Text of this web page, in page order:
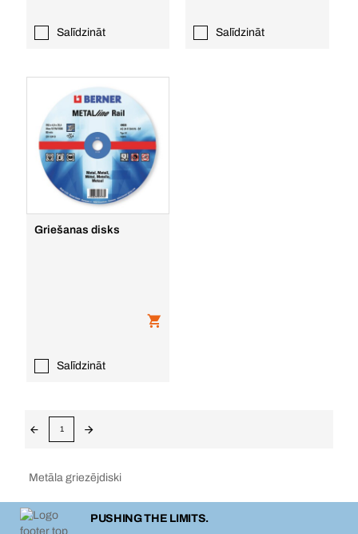
Salīdzināt Salīdzināt
Griešanas disks
Salīdzināt
1
Metāla griezējdiski
PUSHING THE LIMITS.